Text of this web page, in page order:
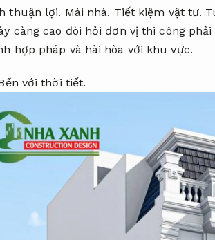
thuận lợi. Mái nhà. Tiết kiệm vật tư.
càng cao đòi hỏi đơn vị thi công
hợp pháp và hài hòa với khu vực.
với thời tiết.